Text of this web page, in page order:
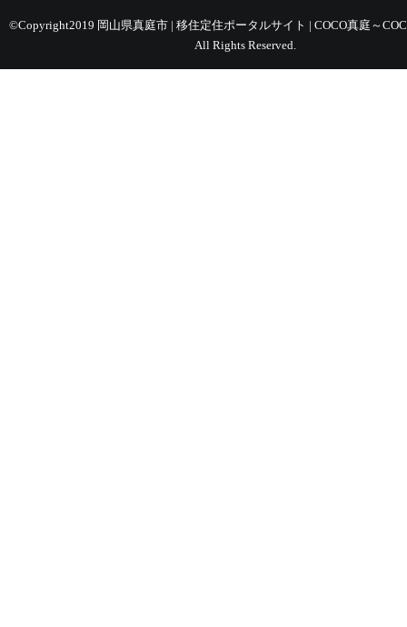
©Copyright2019 岡山県真庭市 | 移住定住ポータルサイト | COCO真庭～
All Rights Reserved.